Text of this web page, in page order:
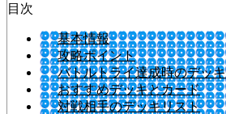
目次
基本情報
攻略ポイント
バトルトライ達成時のデッキ
おすすめデッキとカード
対戦相手のデッキリスト